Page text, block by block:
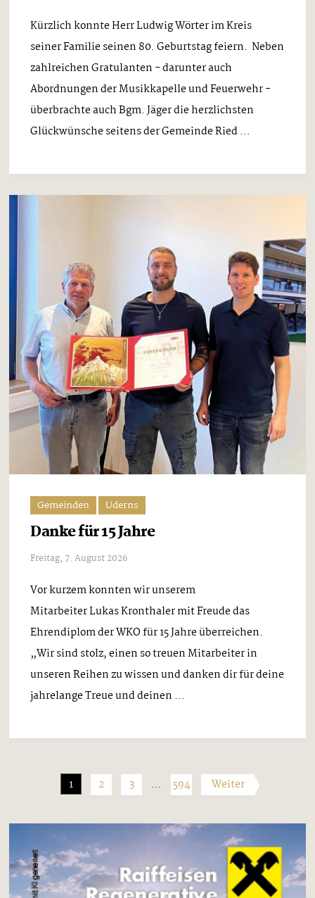
Kürzlich konnte Herr Ludwig Wörter im Kreis
seiner Familie seinen 80. Geburtstag feiern. Neben
zahlreichen Gratulanten - darunter auch
Abordnungen der Musikkapelle und Feuerwehr -
überbrachte auch Bgm. Jäger die herzlichsten
Glückwünsche seitens der Gemeinde Ried ...
Gemeinden Uderns
Danke für 15 Jahre
Freitag, 7. August 2026
Vor kurzem konnten wir unserem
Mitarbeiter Lukas Kronthaler mit Freude das
Ehrendiplom der WKO für 15 Jahre überreichen.
„Wir sind stolz, einen so treuen Mitarbeiter in
unseren Reihen zu wissen und danken dir für deine
jahrelange Treue und deinen ...
1 2 3 … 594 Weiter